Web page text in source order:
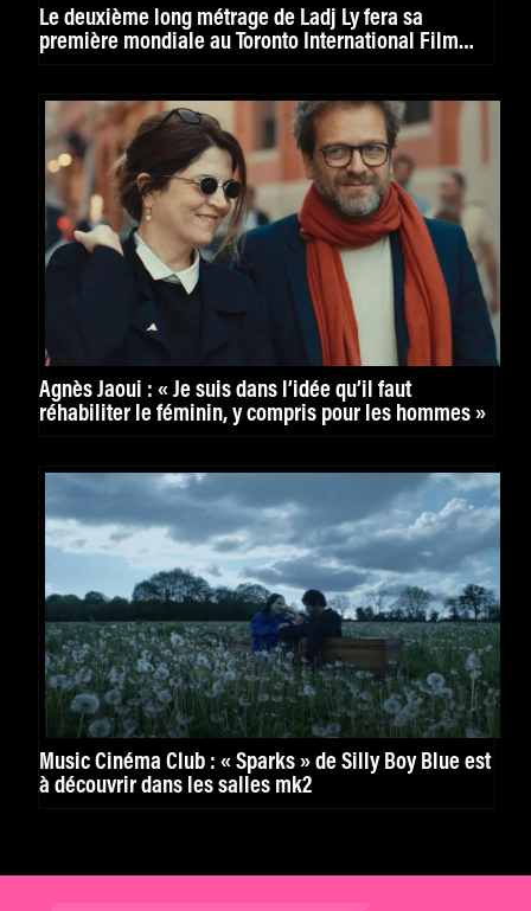
Le deuxième long métrage de Ladj Ly fera sa
première mondiale au Toronto International Film
Agnès Jaoui : « Je suis dans l’idée qu’il faut
réhabiliter le féminin, y compris pour les hommes »
Music Cinéma Club : « Sparks » de Silly Boy Blue est
à découvrir dans les salles mk2